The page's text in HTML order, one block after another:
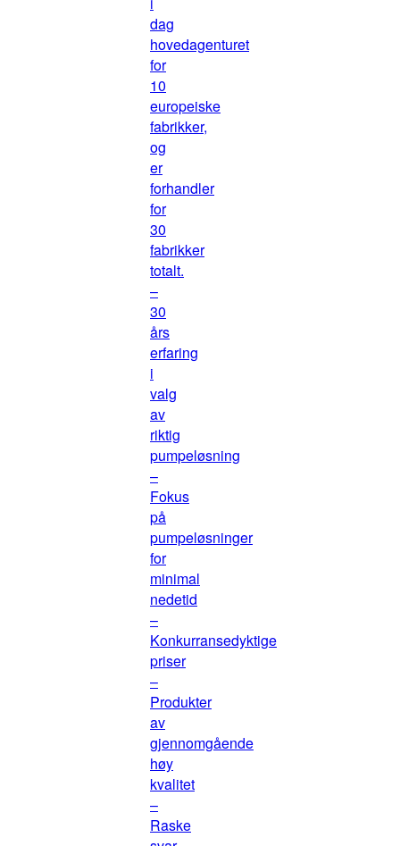
dag
hovedagenturet
for
10
europeiske
fabrikker,
og
er
forhandler
for
30
fabrikker
totalt.
–
30
års
erfaring
i
valg
av
riktig
pumpeløsning
–
Fokus
på
pumpeløsninger
for
minimal
nedetid
–
Konkurransedyktige
priser
–
Produkter
av
gjennomgående
høy
kvalitet
–
Raske